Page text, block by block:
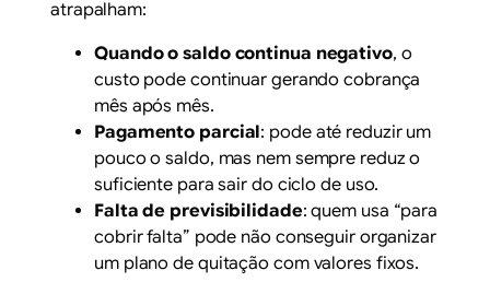
atrapalham:
Quando o saldo continua negativo, o
custo pode continuar gerando cobrança
mês após mês.
Pagamento parcial: pode até reduzir um
pouco o saldo, mas nem sempre reduz o
suficiente para sair do ciclo de uso.
Falta de previsibilidade: quem usa “para
cobrir falta” pode não conseguir organizar
um plano de quitação com valores fixos.